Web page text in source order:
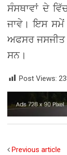
ਸੰਸਥਾਵਾਂ ਦੇ
ਜਾਵੇ। ਇਸ ਸਮੇਂ
ਅਫਸਰ ਜਸਜੀਤ
ਸਨ।
Post Views:
Previous article